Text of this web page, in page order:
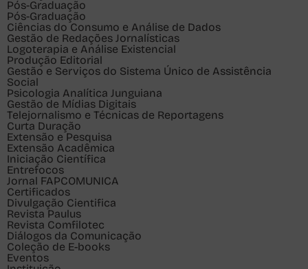
Pós-Graduação
Pós-Graduação
Ciências do Consumo e Análise de Dados
Gestão de Redações Jornalísticas
Logoterapia e Análise Existencial
Produção Editorial
Gestão e Serviços do Sistema Único de Assistência
Social
Psicologia Analítica Junguiana
Gestão de Mídias Digitais
Telejornalismo e Técnicas de Reportagens
Curta Duração
Extensão e Pesquisa
Extensão Acadêmica
Iniciação Científica
Entrefocos
Jornal FAPCOMUNICA
Certificados
Divulgação Cientifica
Revista Paulus
Revista Comfilotec
Diálogos da Comunicação
Coleção de E-books
Eventos